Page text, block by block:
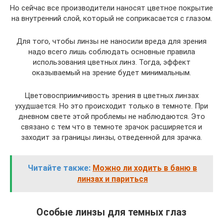
Но сейчас все производители наносят цветное покрытие
на внутренний слой, который не соприкасается с глазом.
Для того, чтобы линзы не наносили вреда для зрения
надо всего лишь соблюдать основные правила
использования цветных линз. Тогда, эффект
оказываемый на зрение будет минимальным.
Цветовосприимчивость зрения в цветных линзах
ухудшается. Но это происходит только в темноте. При
дневном свете этой проблемы не наблюдаются. Это
связано с тем что в темноте зрачок расширяется и
заходит за границы линзы, отведенной для зрачка.
Читайте также: Можно ли ходить в баню в
линзах и париться
Особые линзы для темных глаз